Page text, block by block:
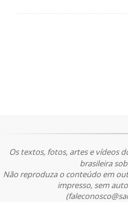
Os textos, fotos, artes e vídeos
brasileira
Não reproduza o conteúdo em
impresso, sem